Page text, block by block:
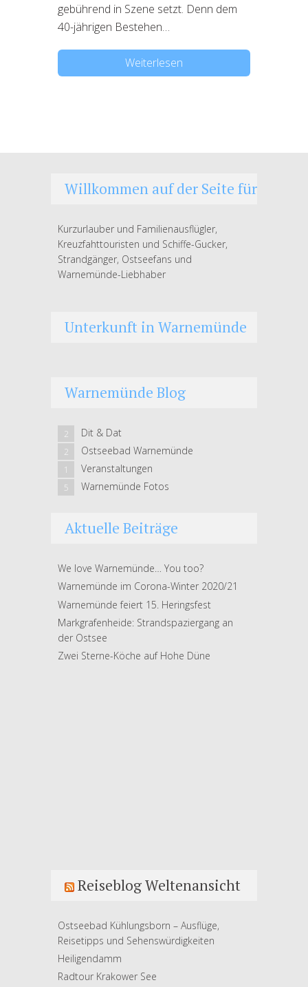
gebührend in Szene setzt. Denn dem
40-jährigen Bestehen…
Weiterlesen
Willkommen auf der Seite für
Kurzurlauber und Familienausflügler,
Kreuzfahttouristen und Schiffe-Gucker,
Strandgänger, Ostseefans und
Warnemünde-Liebhaber
Unterkunft in Warnemünde
Warnemünde Blog
Dit & Dat
2
Ostseebad Warnemünde
2
Veranstaltungen
1
Warnemünde Fotos
5
Aktuelle Beiträge
We love Warnemünde… You too?
Warnemünde im Corona-Winter 2020/21
Warnemünde feiert 15. Heringsfest
Markgrafenheide: Strandspaziergang an
der Ostsee
Zwei Sterne-Köche auf Hohe Düne
Reiseblog Weltenansicht
Ostseebad Kühlungsborn – Ausflüge,
Reisetipps und Sehenswürdigkeiten
Heiligendamm
Radtour Krakower See